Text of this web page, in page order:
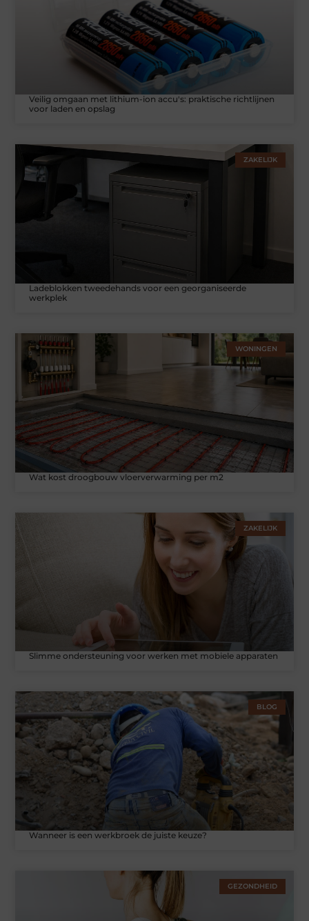
Veilig omgaan met lithium-ion accu's: praktische richtlijnen
voor laden en opslag
ZAKELIJK
Ladeblokken tweedehands voor een georganiseerde
werkplek
WONINGEN
Wat kost droogbouw vloerverwarming per m2
ZAKELIJK
Slimme ondersteuning voor werken met mobiele apparaten
BLOG
Wanneer is een werkbroek de juiste keuze?
GEZONDHEID